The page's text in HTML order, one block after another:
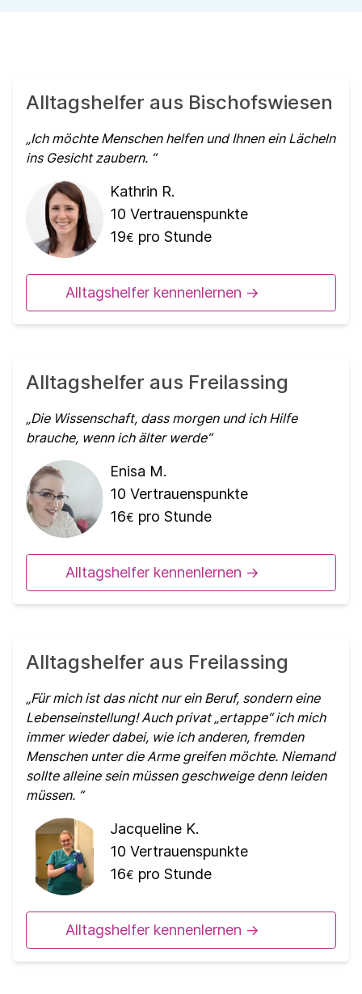
Alltagshelfer aus Bischofswiesen
Ich möchte Menschen helfen und Ihnen ein Lächeln
ins Gesicht zaubern.
Kathrin R.
10 Vertrauenspunkte
19€ pro Stunde
Alltagshelfer kennenlernen ->
Alltagshelfer aus Freilassing
Die Wissenschaft, dass morgen und ich Hilfe
brauche, wenn ich älter werde
Enisa M.
10 Vertrauenspunkte
16€ pro Stunde
Alltagshelfer kennenlernen ->
Alltagshelfer aus Freilassing
Für mich ist das nicht nur ein Beruf, sondern eine
Lebenseinstellung! Auch privat „ertappe“ ich mich
immer wieder dabei, wie ich anderen, fremden
Menschen unter die Arme greifen möchte. Niemand
sollte alleine sein müssen geschweige denn leiden
müssen.
Jacqueline K.
10 Vertrauenspunkte
16€ pro Stunde
Alltagshelfer kennenlernen ->